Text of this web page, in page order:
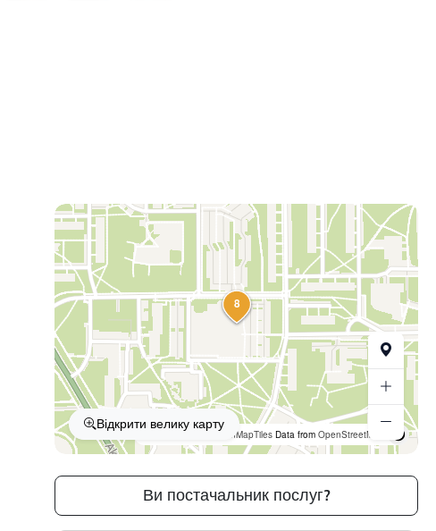
8
OpenFreeMap © OpenMapTilesData from OpenStreetMap
Відкрити велику карту
Ви постачальник послуг?